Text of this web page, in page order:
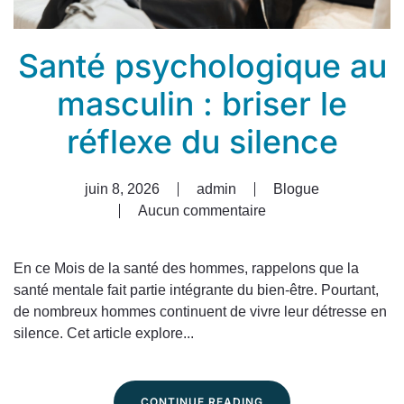
Santé psychologique au
masculin : briser le
réflexe du silence
juin 8, 2026 admin
Blogue
Aucun commentaire
sur
psychologique
au
masculin
:
En ce Mois de la santé des hommes, rappelons que la
santé mentale fait partie intégrante du bien-être. Pourtant,
de nombreux hommes continuent de vivre leur détresse en
silence. Cet article explore...